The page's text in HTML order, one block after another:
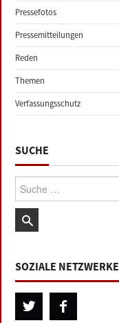
Pressefotos
Pressemitteilungen
Reden
Themen
Verfassungsschutz
SUCHE
Suche:
SOZIALE NETZWERKE